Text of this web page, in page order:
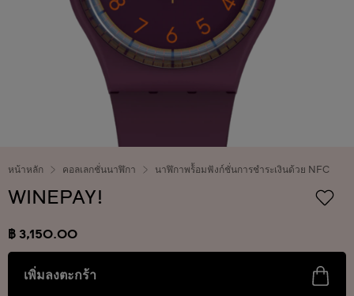
หน้าหลัก คอลเลกชั่นนาฬิกา นาฬิกาพร้้อมฟังก์ชั่นการชำระเงินด้วย NFC
WINEPAY!
฿ 3,150.00
เพิ่มลงตะกร้า